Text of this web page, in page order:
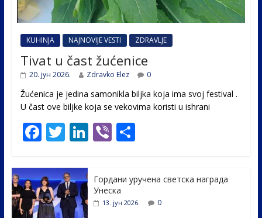
KUHINJA NAJNOVIJE VESTI ZDRAVLJE
Tivat u čast žućenice
20. јун 2026. Zdravko Elez 0
Žućenica je jedina samonikla biljka koja ima svoj festival .
U čast ovе biljke koja se vekovima koristi u ishrani
F
e
b
o
T
itt
er
Li
e
dI
Vi S
e
Гордани уручена светска награда
Унеска
13. јун 2026. 0